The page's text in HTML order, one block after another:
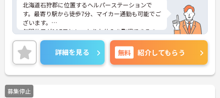
北海道石狩郡に位置するヘルパーステーションで
す。最寄り駅から徒歩7分、マイカー通勤も可能でご
ざいます。
年間休日が117日としっかりお休みを取得できるの
で、ワークライフバランスを大切にしたい方におす
すめです。
日勤のみで残業は月平均2時間程度ですので、勤務
終了後の予定も立てやすいです。
ご興味のある方には、面接対策ポイントなど、さら
に詳細をお話しいたしますのでお気軽にご相談くだ
さい！
詳細を見る 無料 紹介してもらう
募集停止